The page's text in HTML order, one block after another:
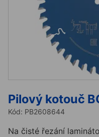
Pilový kotouč
Kód: PB2608644
Na čisté řezání